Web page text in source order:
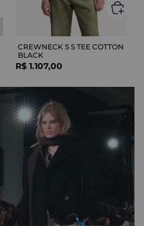
CREWNECK S S TEE COTTON
BLACK
R$ 1.107,00